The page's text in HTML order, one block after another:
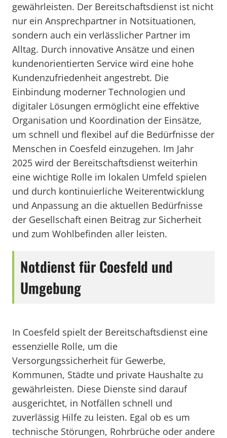
gewährleisten. Der Bereitschaftsdienst ist nicht
nur ein Ansprechpartner in Notsituationen,
sondern auch ein verlässlicher Partner im
Alltag. Durch innovative Ansätze und einen
kundenorientierten Service wird eine hohe
Kundenzufriedenheit angestrebt. Die
Einbindung moderner Technologien und
digitaler Lösungen ermöglicht eine effektive
Organisation und Koordination der Einsätze,
um schnell und flexibel auf die Bedürfnisse der
Menschen in Coesfeld einzugehen. Im Jahr
2025 wird der Bereitschaftsdienst weiterhin
eine wichtige Rolle im lokalen Umfeld spielen
und durch kontinuierliche Weiterentwicklung
und Anpassung an die aktuellen Bedürfnisse
der Gesellschaft einen Beitrag zur Sicherheit
und zum Wohlbefinden aller leisten.
Notdienst für Coesfeld und
Umgebung
In Coesfeld spielt der Bereitschaftsdienst eine
essenzielle Rolle, um die
Versorgungssicherheit für Gewerbe,
Kommunen, Städte und private Haushalte zu
gewährleisten. Diese Dienste sind darauf
ausgerichtet, in Notfällen schnell und
zuverlässig Hilfe zu leisten. Egal ob es um
technische Störungen, Rohrbrüche oder andere